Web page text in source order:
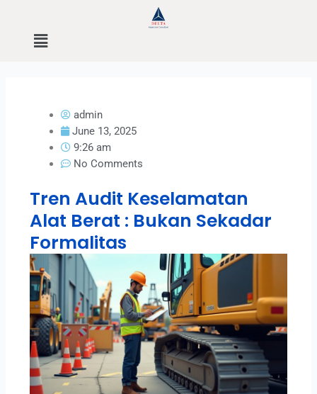
contentMenu
admin
June 13, 2025
9:26 am
No Comments
Tren Audit Keselamatan
Alat Berat : Bukan Sekadar
Formalitas